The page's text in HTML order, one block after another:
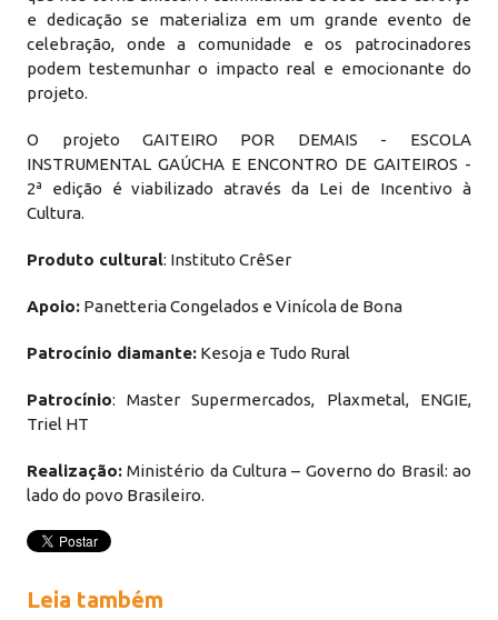
e dedicação se materializa em um grande evento de
celebração, onde a comunidade e os patrocinadores
podem testemunhar o impacto real e emocionante do
projeto.
O projeto GAITEIRO POR DEMAIS - ESCOLA
INSTRUMENTAL GAÚCHA E ENCONTRO DE GAITEIROS -
2ª edição é viabilizado através da Lei de Incentivo à
Cultura.
Produto cultural: Instituto CrêSer
Apoio: Panetteria Congelados e Vinícola de Bona
Patrocínio diamante: Kesoja e Tudo Rural
Patrocínio: Master Supermercados, Plaxmetal, ENGIE,
Triel HT
Realização: Ministério da Cultura – Governo do Brasil: ao
lado do povo Brasileiro.
Leia também